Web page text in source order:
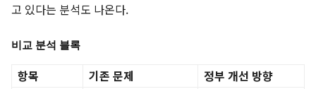
고 있다는 분석도 나온다.
비교 분석 블록
항목 기존 문제
정부 개선 방향